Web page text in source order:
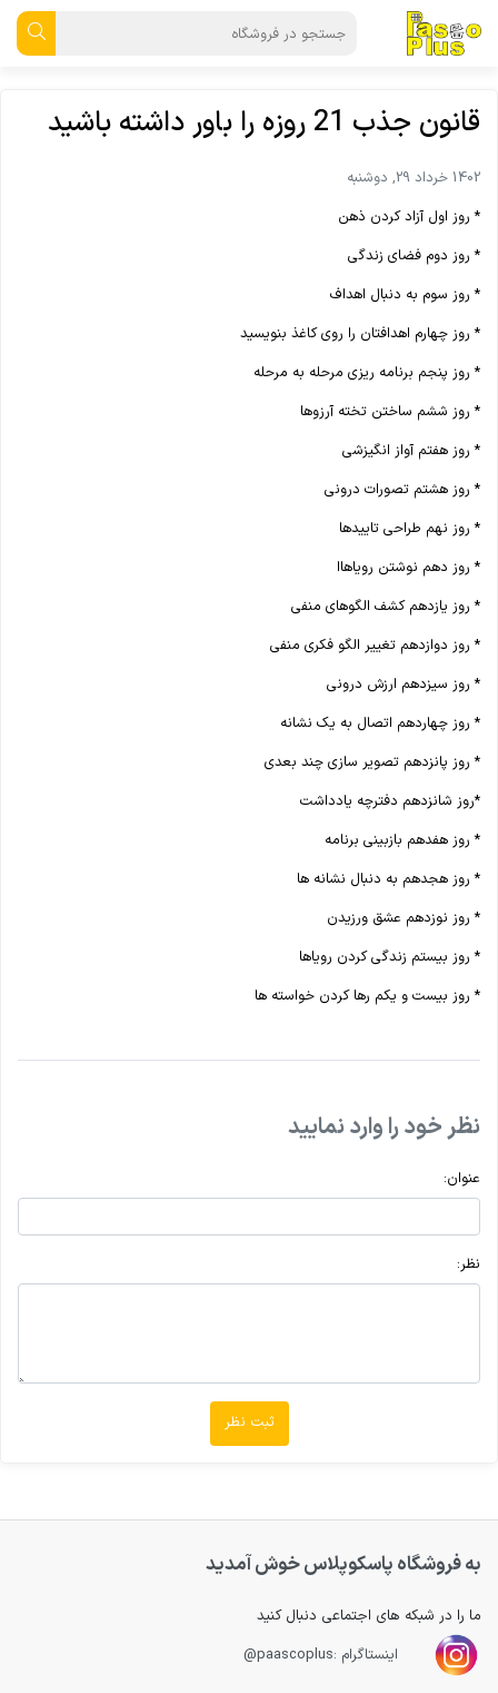
قانون جذب 21 روزه را باور داشته باشید
1402 خرداد 29, دوشنبه
* روز اول آزاد کردن ذهن
* روز دوم فضای زندگی
* روز سوم به دنبال اهداف
* روز چهارم اهدافتان را روی کاغذ بنویسید
* روز پنجم برنامه ریزی مرحله به مرحله
* روز ششم ساختن تخته آرزوها
* روز هفتم آواز انگیزشی
* روز هشتم تصورات درونی
* روز نهم طراحی تاییدها
* روز دهم نوشتن رویاهاا
* روز یازدهم کشف الگوهای منفی
* روز دوازدهم تغییر الگو فکری منفی
* روز سیزدهم ارزش درونی
* روز چهاردهم اتصال به یک نشانه
* روز پانزدهم تصویر سازی چند بعدی
*روز شانزدهم دفترچه یادداشت
* روز هفدهم بازبینی برنامه
* روز هجدهم به دنبال نشانه ها
* روز نوزدهم عشق ورزیدن
* روز بیستم زندگی کردن رویاها
* روز بیست و یکم رها کردن خواسته ها
نظر خود را وارد نمایید
عنوان:
نظر:
ثبت نظر
به فروشگاه پاسکوپلاس خوش آمدید
ما را در شبکه های اجتماعی دنبال کنید
اینستاگرام :paascoplus@